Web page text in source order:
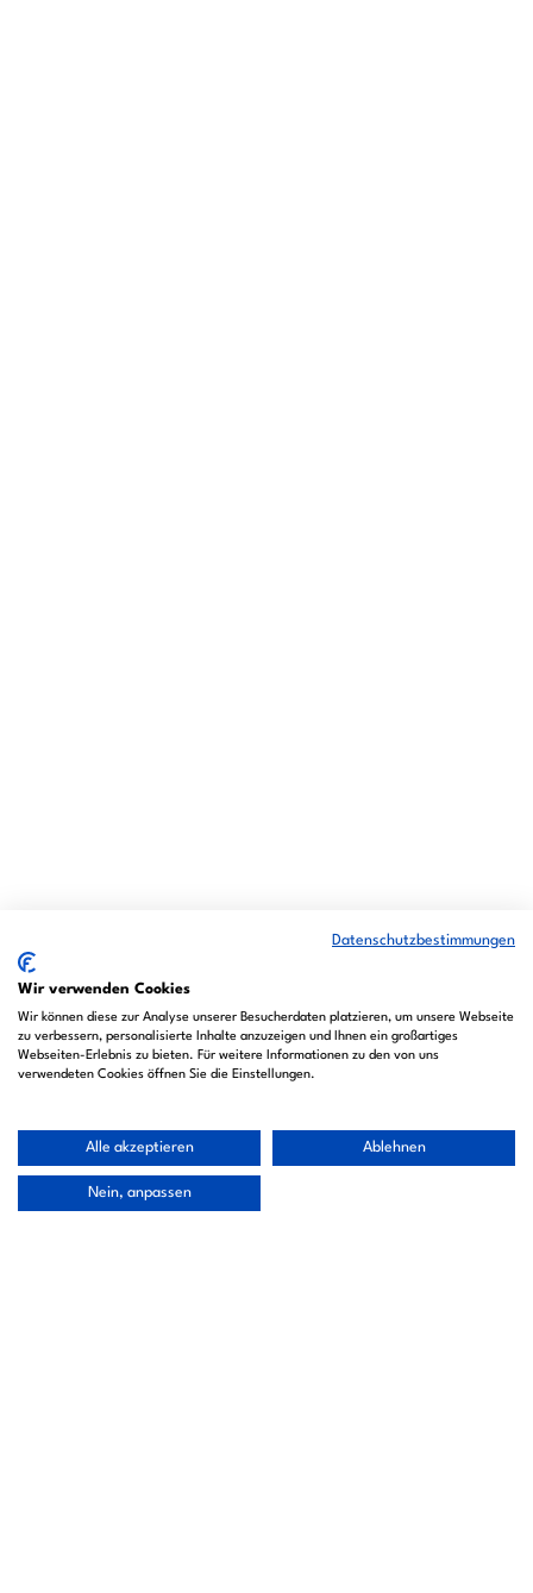
Datenschutzbestimmungen
Wir verwenden Cookies
Wir können diese zur Analyse unserer Besucherdaten platzieren, um unsere Webseite
zu verbessern, personalisierte Inhalte anzuzeigen und Ihnen ein großartiges
Webseiten-Erlebnis zu bieten. Für weitere Informationen zu den von uns
verwendeten Cookies öffnen Sie die Einstellungen.
Alle akzeptieren Ablehnen
Nein, anpassen